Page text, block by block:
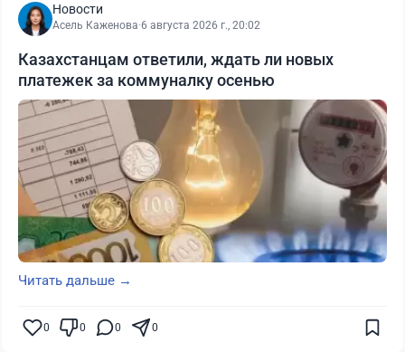
Новости
Асель Каженова·6 августа 2026 г., 20:02
Казахстанцам ответили, ждать ли новых
платежек за коммуналку осенью
Читать дальше →
0 0 0 0